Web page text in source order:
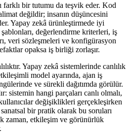
farklı bir tutumu da teşvik eder. Kod
değildir; insanın düşüncesini
Yapay zekâ ürünleştirmede iyi
değerlendirme kriterleri, iş
veri sözleşmeleri ve konfigürasyon
opaksa iş birliği zorlaşır.
Yapay zekâ sistemlerinde canlılık
model ayarında, ajan iş
ve sürekli dağıtımda görülür.
sistemin hangi parçaları canlı olmalı,
değişiklikleri gerçekleşirken
bir pratik olarak bu soruları
zaman, etkileşim ve görünürlük